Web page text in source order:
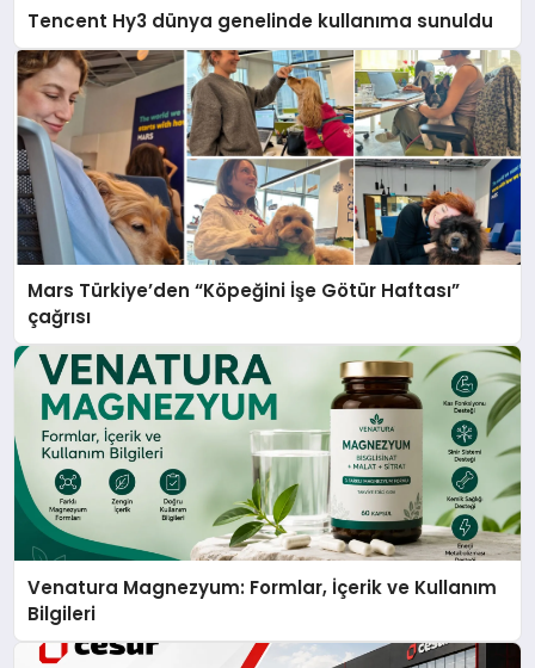
Tencent Hy3 dünya genelinde kullanıma sunuldu
Mars Türkiye’den “Köpeğini İşe Götür Haftası”
çağrısı
Venatura Magnezyum: Formlar, İçerik ve Kullanım
Bilgileri